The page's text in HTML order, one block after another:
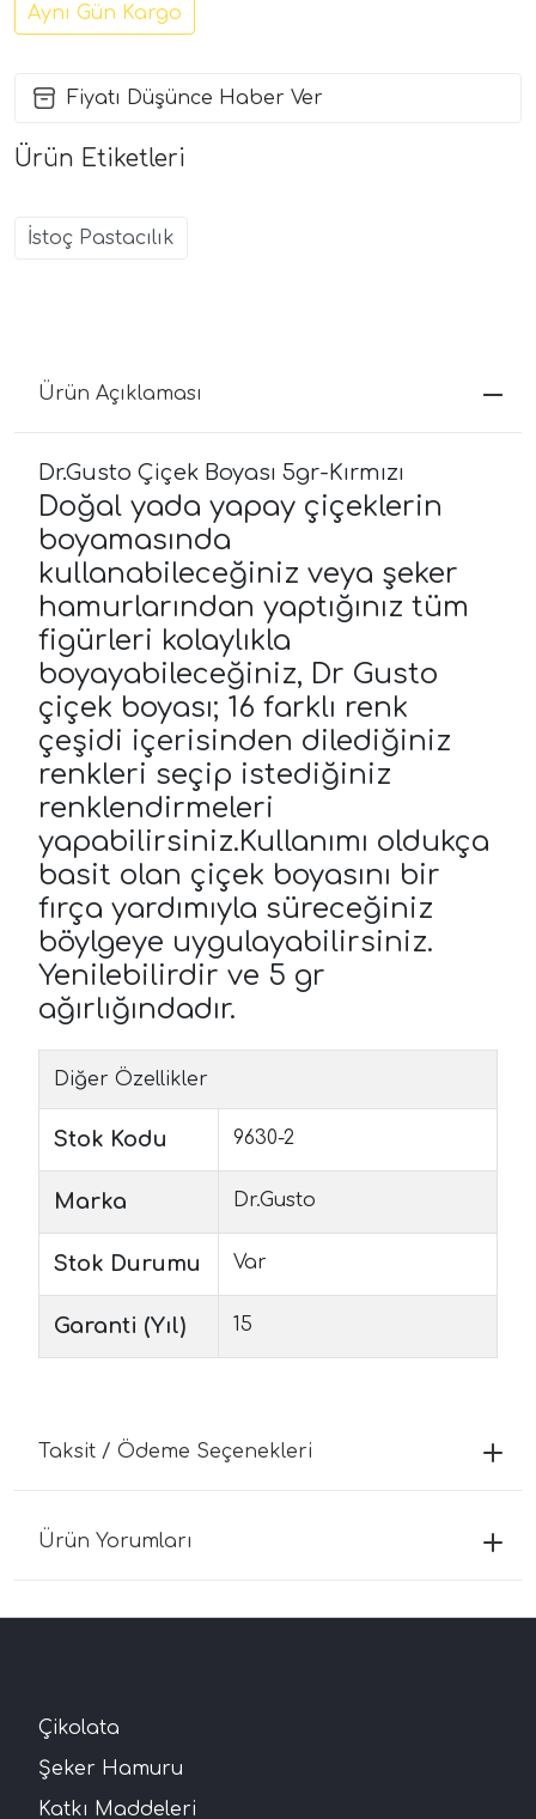
Aynı Gün Kargo
Fiyatı Düşünce Haber Ver
Ürün Etiketleri
İstoç Pastacılık
Ürün Açıklaması
Dr.Gusto Çiçek Boyası 5gr-Kırmızı
Doğal yada yapay çiçeklerin
boyamasında
kullanabileceğiniz veya şeker
hamurlarından yaptığınız tüm
figürleri kolaylıkla
boyayabileceğiniz, Dr Gusto
çiçek boyası; 16 farklı renk
çeşidi içerisinden dilediğiniz
renkleri seçip istediğiniz
renklendirmeleri
yapabilirsiniz.Kullanımı oldukça
basit olan çiçek boyasını bir
fırça yardımıyla süreceğiniz
böylgeye uygulayabilirsiniz.
Yenilebilirdir ve 5 gr
ağırlığındadır.
Diğer Özellikler
Stok Kodu 9630-2
Marka Dr.Gusto
Stok Durumu Var
Garanti (Yıl) 15
Taksit / Ödeme Seçenekleri
Ürün Yorumları
Çikolata
Şeker Hamuru
Katkı Maddeleri